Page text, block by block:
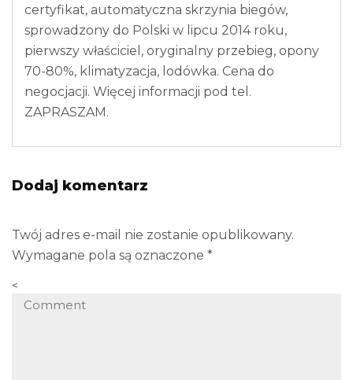
certyfikat, automatyczna skrzynia biegów,
sprowadzony do Polski w lipcu 2014 roku,
pierwszy właściciel, oryginalny przebieg, opony
70-80%, klimatyzacja, lodówka. Cena do
negocjacji. Więcej informacji pod tel.
ZAPRASZAM.
Dodaj komentarz
Twój adres e-mail nie zostanie opublikowany.
Wymagane pola są oznaczone *
<